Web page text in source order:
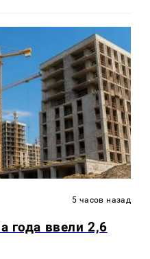
5 часов назад
года ввели 2,6